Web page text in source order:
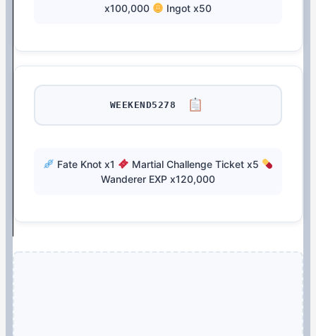
x100,000
Ingot x50
WEEKEND5278
Fate Knot x1
Martial Challenge Ticket x5
Wanderer EXP x120,000